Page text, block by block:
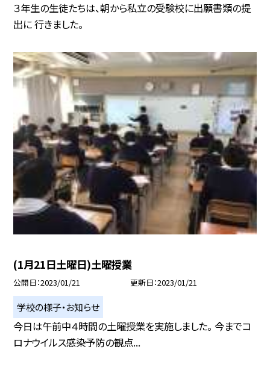
３年生の生徒たちは、朝から私立の受験校に出願書類の提
出に 行きました。
(1月21日土曜日)土曜授業
公開日 2023/01/21 更新日 2023/01/21
学校の様子・お知らせ
今日は午前中４時間の土曜授業を実施しました。 今までコ
ロナウイルス感染予防の観点...